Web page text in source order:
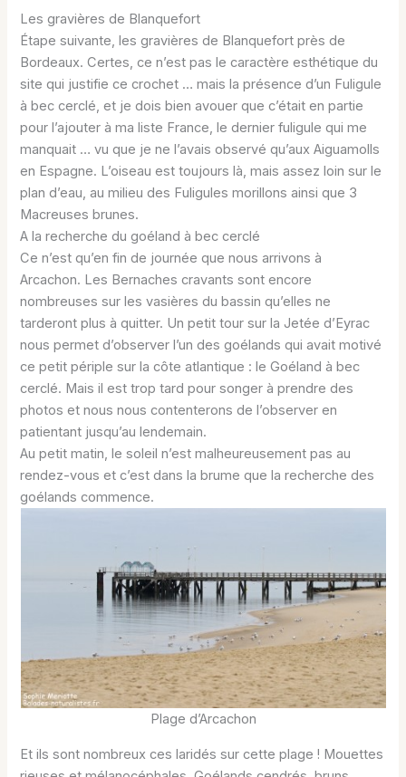
Les gravières de Blanquefort
Étape suivante, les gravières de Blanquefort près de
Bordeaux. Certes, ce n’est pas le caractère esthétique du
site qui justifie ce crochet … mais la présence d’un Fuligule
à bec cerclé, et je dois bien avouer que c’était en partie
pour l’ajouter à ma liste France, le dernier fuligule qui me
manquait … vu que je ne l’avais observé qu’aux Aiguamolls
en Espagne. L’oiseau est toujours là, mais assez loin sur le
plan d’eau, au milieu des Fuligules morillons ainsi que 3
Macreuses brunes.
A la recherche du goéland à bec cerclé
Ce n’est qu’en fin de journée que nous arrivons à
Arcachon. Les Bernaches cravants sont encore
nombreuses sur les vasières du bassin qu’elles ne
tarderont plus à quitter. Un petit tour sur la Jetée d’Eyrac
nous permet d’observer l’un des goélands qui avait motivé
ce petit périple sur la côte atlantique : le Goéland à bec
cerclé. Mais il est trop tard pour songer à prendre des
photos et nous nous contenterons de l’observer en
patientant jusqu’au lendemain.
Au petit matin, le soleil n’est malheureusement pas au
rendez-vous et c’est dans la brume que la recherche des
goélands commence.
Plage d’Arcachon
Et ils sont nombreux ces laridés sur cette plage ! Mouettes